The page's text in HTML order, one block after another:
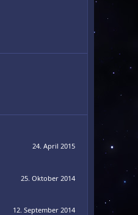
24. April 2015
25. Oktober 2014
12. September 2014